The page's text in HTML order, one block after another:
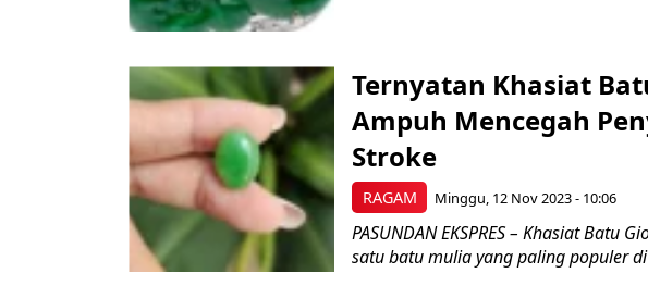
RAGAM
Ternyatan Khasiat
Ampuh Mencegah
Stroke
Minggu, 12 Nov 2023 - 10:06
PASUNDAN EKSPRES – Khasiat Batu
satu batu mulia yang paling populer